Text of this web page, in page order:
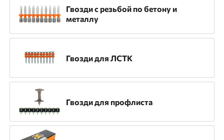
Производитель
SPIT
Назначение
Для напольных покрытий
Гвозди c резьбой по бетону и
металлу
Гвозди для ЛСТК
Гвозди для профлиста